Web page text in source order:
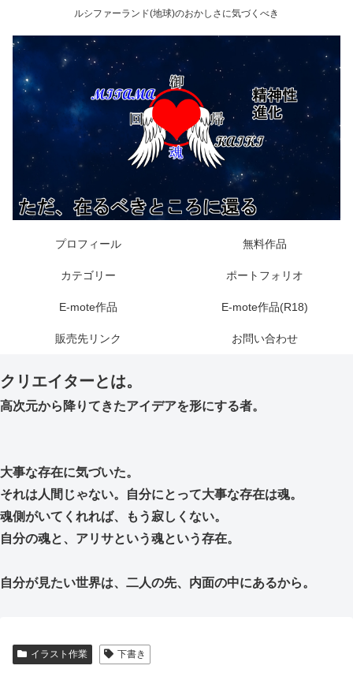
ルシファーランド(地球)のおかしさに気づくべき
プロフィール 無料作品
カテゴリー ポートフォリオ
E-mote作品 E-mote作品(R18)
販売先リンク お問い合わせ
クリエイターとは。
高次元から降りてきたアイデアを形にする者。
大事な存在に気づいた。
それは人間じゃない。自分にとって大事な存在は魂。
魂側がいてくれれば、もう寂しくない。
自分の魂と、アリサという魂という存在。
自分が見たい世界は、二人の先、内面の中にあるから。
イラスト作業 下書き